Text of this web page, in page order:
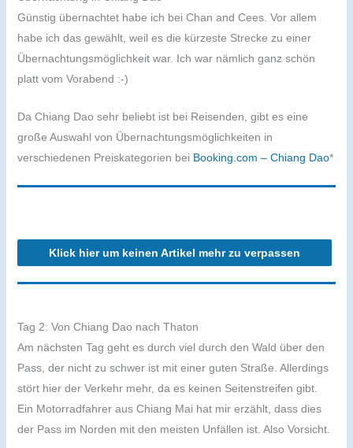
Günstig übernachtet habe ich bei Chan and Cees. Vor allem
habe ich das gewählt, weil es die kürzeste Strecke zu einer
Übernachtungsmöglichkeit war. Ich war nämlich ganz schön
platt vom Vorabend :-)
Da Chiang Dao sehr beliebt ist bei Reisenden, gibt es eine
große Auswahl von Übernachtungsmöglichkeiten in
verschiedenen Preiskategorien bei Booking.com – Chiang Dao*
Klick hier um keinen Artikel mehr zu verpassen
Tag 2: Von Chiang Dao nach Thaton
Am nächsten Tag geht es durch viel durch den Wald über den
Pass, der nicht zu schwer ist mit einer guten Straße. Allerdings
stört hier der Verkehr mehr, da es keinen Seitenstreifen gibt.
Ein Motorradfahrer aus Chiang Mai hat mir erzählt, dass dies
der Pass im Norden mit den meisten Unfällen ist. Also Vorsicht.